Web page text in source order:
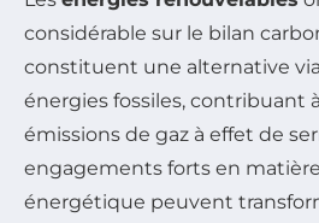
considérable sur le bilan
constituent une alternative
énergies fossiles, contribuant
émissions de gaz à effet de
engagements forts en
énergétique peuvent